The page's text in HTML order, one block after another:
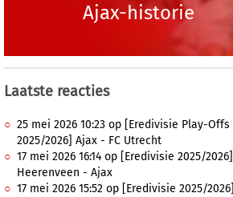
Ajax-historie
Laatste reacties
25 mei 2026 10:23 op [Eredivisie Play-Offs
2025/2026] Ajax - FC Utrecht
17 mei 2026 16:14 op [Eredivisie 2025/2026]
Heerenveen - Ajax
17 mei 2026 15:52 op [Eredivisie 2025/2026]